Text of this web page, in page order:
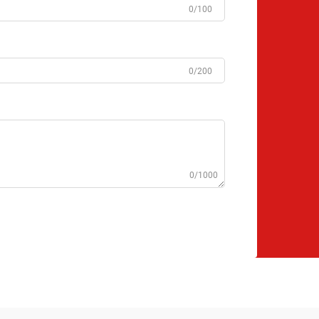
0/100
0/200
0/1000